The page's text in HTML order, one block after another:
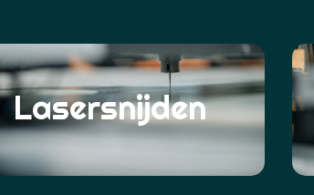
Lasersnijden